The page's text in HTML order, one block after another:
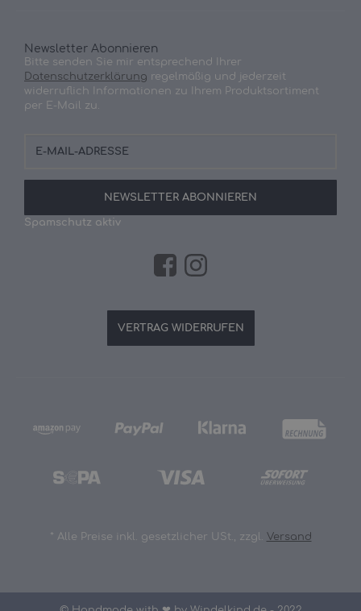
Newsletter Abonnieren
Bitte senden Sie mir entsprechend Ihrer
Datenschutzerklärung regelmäßig und jederzeit
widerruflich Informationen zu Ihrem Produktsortiment
per E-Mail zu.
Mail-
NEWSLETTER ABONNIEREN
Spamschutz aktiv
VERTRAG WIDERRUFEN
* Alle Preise inkl. gesetzlicher USt., zzgl. Versand